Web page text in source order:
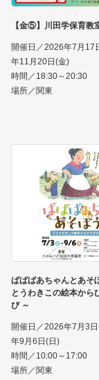
【金⑤】川田学保育教
開催日／2026年7月17
年11月20日(金)
時間／18:30～20:30
場所／関東
ばばばあちゃんとあそ
とうわきこの絵本から
び ～
開催日／2026年7月3
年9月6日(日)
時間／10:00～17:00
場所／関東